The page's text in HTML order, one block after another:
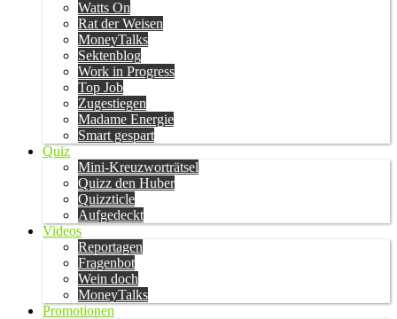
Watts On
Rat der Weisen
MoneyTalks
Sektenblog
Work in Progress
Top Job
Zugestiegen
Madame Energie
Smart gespart
Quiz
Mini-Kreuzworträtsel
Quizz den Huber
Quizzticle
Aufgedeckt
Videos
Reportagen
Fragenbot
Wein doch
MoneyTalks
Promotionen